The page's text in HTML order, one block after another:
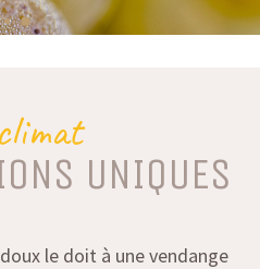
UNIQUES
le doit à une vendange